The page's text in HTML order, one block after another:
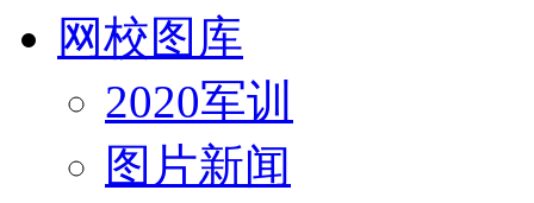
网校图库
2020军训
图片新闻